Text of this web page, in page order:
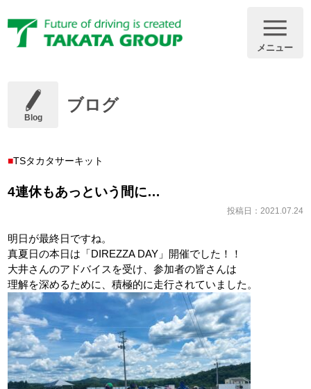
メニュー
Blog
ブログ
TSタカタサーキット
4連休もあっという間に…
投稿日：2021.07.24
明日が最終日ですね。
真夏日の本日は「DIREZZA DAY」開催でした！！
大井さんのアドバイスを受け、参加者の皆さんは
理解を深めるために、積極的に走行されていました。